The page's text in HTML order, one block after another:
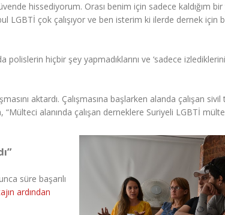
hissediyorum. Orası benim için sadece kaldığım bir
LGBTİ çok çalışıyor ve ben isterim ki ilerde dernek için
hiçbir şey yapmadıklarını ve ‘sadece
aktardı. Çalışmasına başlarken alanda çalışan
“Mülteci alanında çalışan derneklere Suriyeli LGBTİ
süre başarılı
ardından